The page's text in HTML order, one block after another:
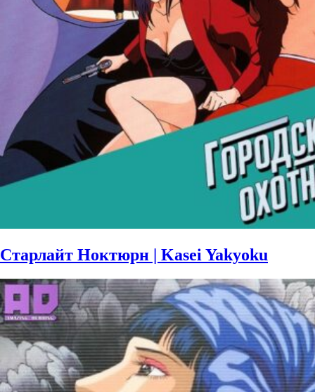
Старлайт Ноктюрн | Kasei Yakyoku